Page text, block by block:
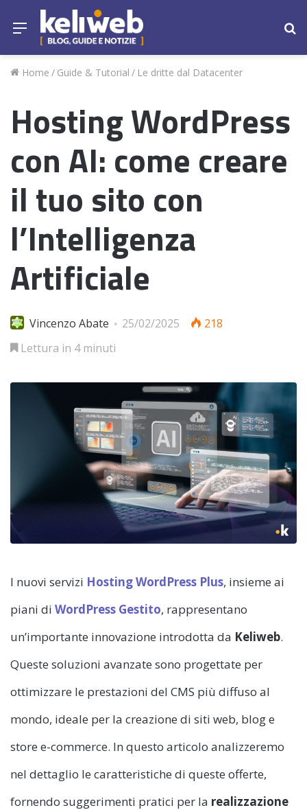
Menu
Home / Guide & Tutorial / Le dritte dal Datacenter
Hosting WordPress
con AI: come creare
il tuo sito con
l’Intelligenza
Artificiale
Vincenzo Abate 25/02/2025
218
Lettura in 4 minuti
I nuovi servizi Hosting WordPress Plus, insieme ai
piani di WordPress Gestito, rappresentano
un’importante innovazione introdotta da Keliweb.
Queste soluzioni avanzate sono progettate per
ottimizzare le prestazioni del CMS più diffuso al
mondo, ideale per la creazione di siti web, blog e
store e-commerce. In questo articolo analizzeremo
nel dettaglio le caratteristiche di queste offerte,
fornendo suggerimenti pratici per la realizzazione